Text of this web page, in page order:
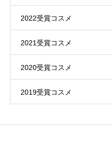
2022受賞コスメ
2021受賞コスメ
2020受賞コスメ
2019受賞コスメ